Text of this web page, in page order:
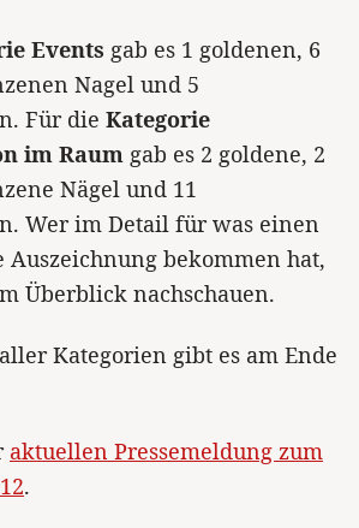
Events gab es 1 goldenen, 6
Nagel und 5
Für die Kategorie
im Raum gab es 2 goldene, 2
Nägel und 11
Wer im Detail für was einen
Auszeichnung bekommen hat,
Überblick nachschauen.
Kategorien gibt es am Ende
aktuellen Pressemeldung zum
.